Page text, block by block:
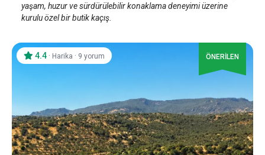
yaşam, huzur ve sürdürülebilir konaklama deneyimi üzerine
kurulu özel bir butik kaçış.
4.4 · Harika · 9 yorum ÖNERİLEN